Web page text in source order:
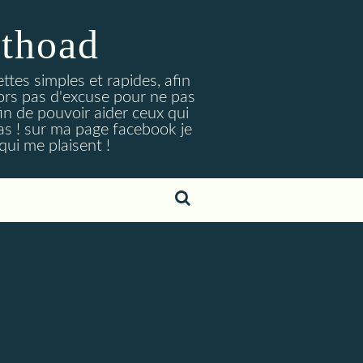
simples et rapides, afin
pas d'excuse pour ne pas
de pouvoir aider ceux qui
! sur ma page facebook je
me plaisent !